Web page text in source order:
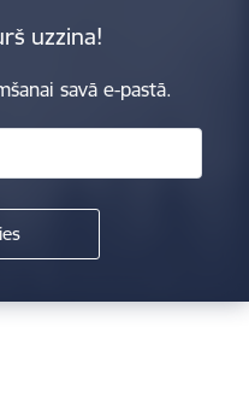
uzzina!
savā e-pastā.